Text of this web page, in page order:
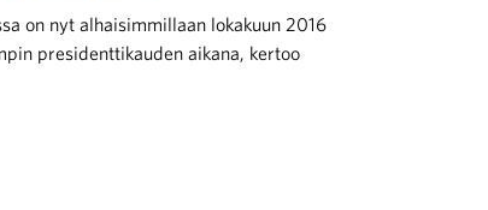
on nyt alhaisimmillaan lokakuun 2016
presidenttikauden aikana, kertoo